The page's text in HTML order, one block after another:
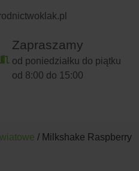
Zapraszamy
od poniedziałku do piątku
od 8:00 do 15:00
/ Milkshake Raspberry